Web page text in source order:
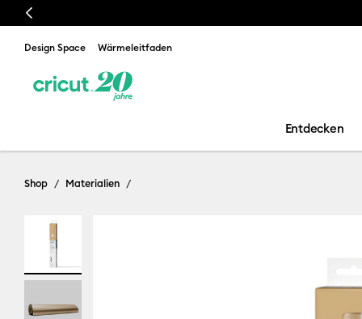
Previous
Design Space Wärmeleitfaden
Entdecken
Shop Materialien